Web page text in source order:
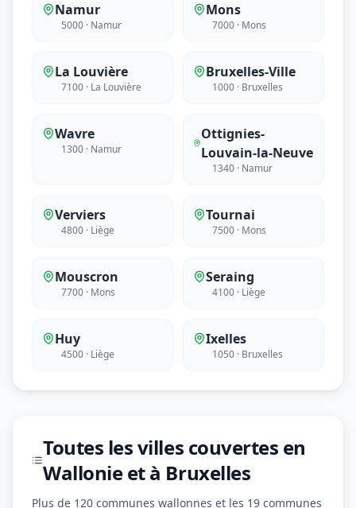
Namur
5000 · Namur
Mons
7000 · Mons
La Louvière
7100 · La Louvière
Bruxelles-Ville
1000 · Bruxelles
Wavre
1300 · Namur
Ottignies-
Louvain-la-Neuve
1340 · Namur
Verviers
4800 · Liège
Tournai
7500 · Mons
Mouscron
7700 · Mons
Seraing
4100 · Liège
Huy
4500 · Liège
Ixelles
1050 · Bruxelles
Toutes les villes couvertes en
Wallonie et à Bruxelles
Plus de 120 communes wallonnes et les 19 communes